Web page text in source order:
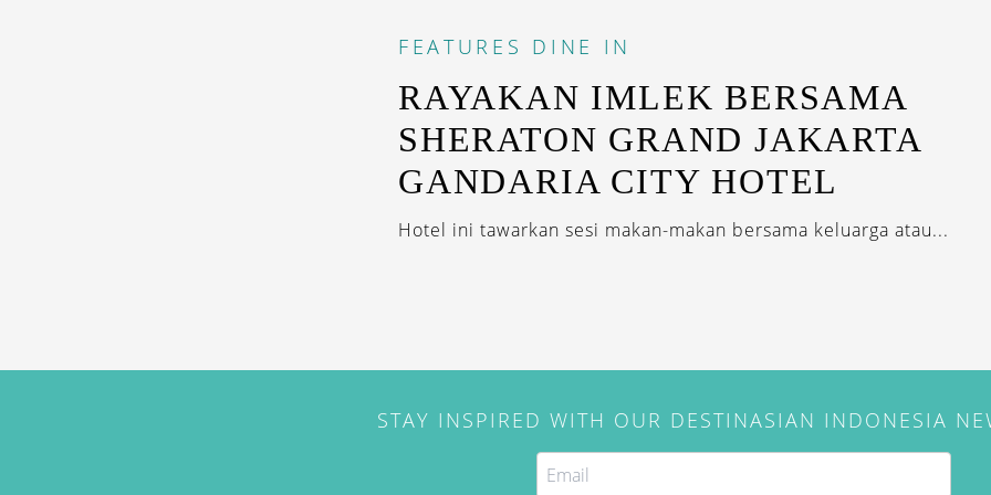
FEATURES DINE IN
RAYAKAN IMLEK BERSAMA
SHERATON GRAND JAKARTA
GANDARIA CITY HOTEL
Hotel ini tawarkan sesi makan-makan bersama keluarga atau...
STAY INSPIRED WITH OUR DESTINASIAN INDONESIA